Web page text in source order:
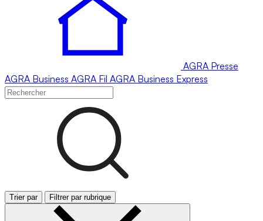
AGRA Presse
AGRA Business AGRA Fil AGRA Business Express
Trier par Filtrer par rubrique